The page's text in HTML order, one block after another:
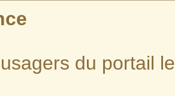
du portail